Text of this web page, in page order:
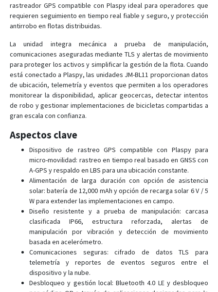
GT03A
GT06E
GT06N
GT06N 4G
GT06S
GT300
GT350
GV20
JM-LG01
JM-LL01
JM-LL02
JM-VG01
JM-VG01U
JM-VG02
JM-VG02U
JM-VG03
JM-VL01
rastreador GPS compatible con Plaspy ideal para operadores que
requieren seguimiento en tiempo real fiable y seguro, y protección
antirrobo en flotas distribuidas.
La unidad integra mecánica a prueba de manipulación,
comunicaciones aseguradas mediante TLS y alertas de movimiento
para proteger los activos y simplificar la gestión de la flota. Cuando
está conectado a Plaspy, las unidades JM-BL11 proporcionan datos
de ubicación, telemetría y eventos que permiten a los operadores
monitorear la disponibilidad, aplicar geocercas, detectar intentos
de robo y gestionar implementaciones de bicicletas compartidas a
gran escala con confianza.
Aspectos clave
Dispositivo de rastreo GPS compatible con Plaspy para
micro-movilidad: rastreo en tiempo real basado en GNSS con
A-GPS y respaldo en LBS para una ubicación constante.
Alimentación de larga duración con opción de asistencia
solar: batería de 12,000 mAh y opción de recarga solar 6 V / 5
W para extender las implementaciones en campo.
Diseño resistente y a prueba de manipulación: carcasa
clasificada IP66, estructura reforzada, alertas de
manipulación por vibración y detección de movimiento
basada en acelerómetro.
Comunicaciones seguras: cifrado de datos TLS para
telemetría y reportes de eventos seguros entre el
dispositivo y la nube.
Desbloqueo y gestión local: Bluetooth 4.0 LE y desbloqueo